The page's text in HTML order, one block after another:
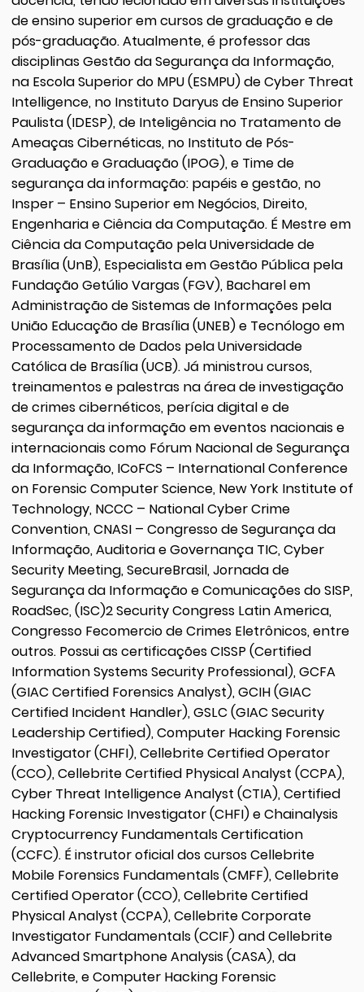
de ensino superior em cursos de graduação e de
pós-graduação. Atualmente, é professor das
disciplinas Gestão da Segurança da Informação,
na Escola Superior do MPU (ESMPU) de Cyber Threat
Intelligence, no Instituto Daryus de Ensino Superior
Paulista (IDESP), de Inteligência no Tratamento de
Ameaças Cibernéticas, no Instituto de Pós-
Graduação e Graduação (IPOG), e Time de
segurança da informação: papéis e gestão, no
Insper – Ensino Superior em Negócios, Direito,
Engenharia e Ciência da Computação. É Mestre em
Ciência da Computação pela Universidade de
Brasília (UnB), Especialista em Gestão Pública pela
Fundação Getúlio Vargas (FGV), Bacharel em
Administração de Sistemas de Informações pela
União Educação de Brasília (UNEB) e Tecnólogo em
Processamento de Dados pela Universidade
Católica de Brasília (UCB). Já ministrou cursos,
treinamentos e palestras na área de investigação
de crimes cibernéticos, perícia digital e de
segurança da informação em eventos nacionais e
internacionais como Fórum Nacional de Segurança
da Informação, ICoFCS – International Conference
on Forensic Computer Science, New York Institute of
Technology, NCCC – National Cyber Crime
Convention, CNASI – Congresso de Segurança da
Informação, Auditoria e Governança TIC, Cyber
Security Meeting, SecureBrasil, Jornada de
Segurança da Informação e Comunicações do SISP,
RoadSec, (ISC)2 Security Congress Latin America,
Congresso Fecomercio de Crimes Eletrônicos, entre
outros. Possui as certificações CISSP (Certified
Information Systems Security Professional), GCFA
(GIAC Certified Forensics Analyst), GCIH (GIAC
Certified Incident Handler), GSLC (GIAC Security
Leadership Certified), Computer Hacking Forensic
Investigator (CHFI), Cellebrite Certified Operator
(CCO), Cellebrite Certified Physical Analyst (CCPA),
Cyber Threat Intelligence Analyst (CTIA), Certified
Hacking Forensic Investigator (CHFI) e Chainalysis
Cryptocurrency Fundamentals Certification
(CCFC). É instrutor oficial dos cursos Cellebrite
Mobile Forensics Fundamentals (CMFF), Cellebrite
Certified Operator (CCO), Cellebrite Certified
Physical Analyst (CCPA), Cellebrite Corporate
Investigator Fundamentals (CCIF) and Cellebrite
Advanced Smartphone Analysis (CASA), da
Cellebrite, e Computer Hacking Forensic